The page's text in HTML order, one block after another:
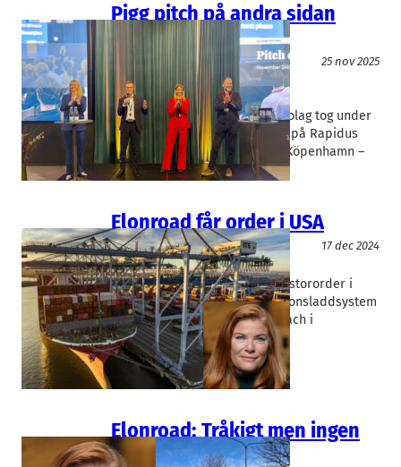
Pigg pitch på andra sidan
sundet
Finans/Riskkapital
25 nov 2025
Elonroad
Rekonnect
Karin Ebbinghaus
Will Gray
Två skånska och fyra danska bolag tog under
måndagskvällen plats på scen på Rapidus
pitchevent hos Danske Bank i Köpenhamn –
ett krafttag för att…
Elonroad får order i USA
Miljöteknik
17 dec 2024
Elonroad
Karin Ebbinghaus
Elonroad i Lund har landat en stororder i
USA. Bolaget ska leverera fordonsladdsystem
till en hamnterminal i Long Beach i
Kalifornien. Det är den första…
Elonroad: Tråkigt men ingen
katastrof